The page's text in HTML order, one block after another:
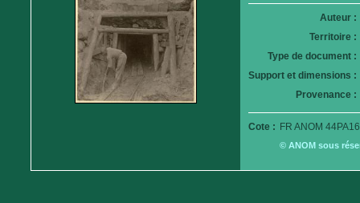
Auteur :
Territoire :
Type de document :
Support et dimensions :
Provenance :
Cote : FR ANOM
© ANOM sous